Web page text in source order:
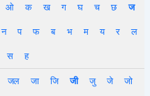
ओ क ख ग घ च छ
ज
न प फ ब भ म य र
ल
स
ह
जल जा जि जी जु जे
जो